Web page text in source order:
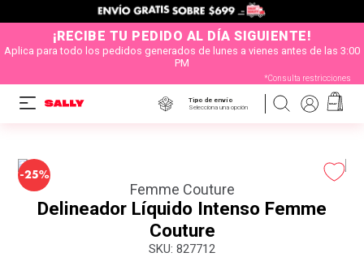
¡RECIBE TU PEDIDO AL DÍA SIGUIENTE!
Aplica para todo los pedidos generados de lunes a vienes antes de las 3:00
PM
*Consulta restricciones
Tipo de envío
Selecciona una opción
-25%
Femme Couture
Delineador Líquido Intenso Femme
Couture
: 827712